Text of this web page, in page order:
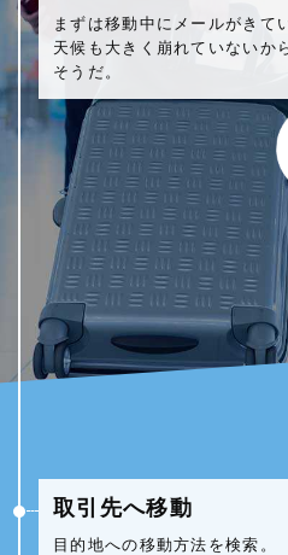
まずは移動中にメールがきて
天候も大きく崩れていないか
そうだ。
取引先へ移動
目的地への移動方法を検索。